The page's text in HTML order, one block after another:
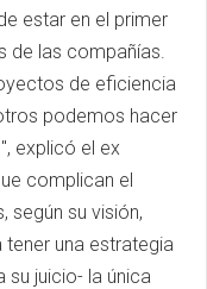
estar en el primer
de las compañías.
de eficiencia
podemos hacer
explicó el ex
complican el
según su visión,
una estrategia
su juicio- la única